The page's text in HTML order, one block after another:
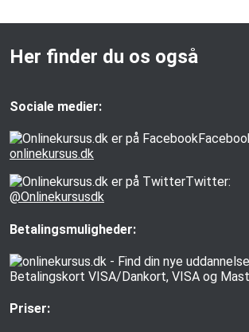
Her finder du os også
Sociale medier:
onlinekursus.dk
Twitter:
@Onlinekursusdk
Betalingsmuligheder:
Priser: